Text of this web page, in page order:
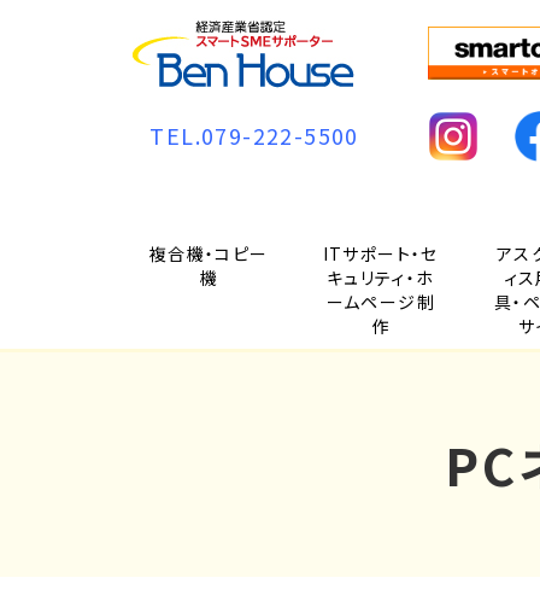
TEL.079-222-5500
複合機・コピー
機
ITサポート・セ
キュリティ・ホ
ームページ制
作
アス
ィ
具・
サ
PC